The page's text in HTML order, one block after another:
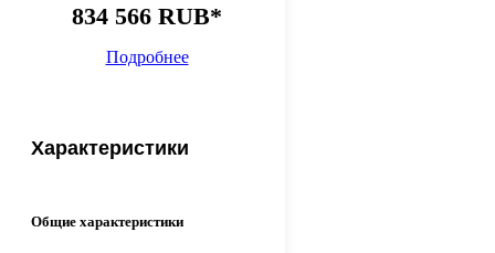
834 566 RUB*
Подробнее
Характеристики
Общие характеристики